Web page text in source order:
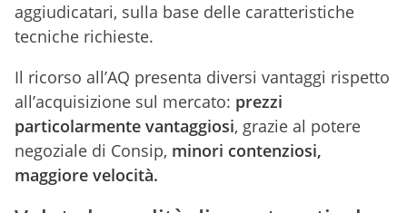
aggiudicatari, sulla base delle caratteristiche
tecniche richieste.
Il ricorso all’AQ presenta diversi vantaggi rispetto
all’acquisizione sul mercato: prezzi
particolarmente vantaggiosi, grazie al potere
negoziale di Consip, minori contenziosi,
maggiore velocità.